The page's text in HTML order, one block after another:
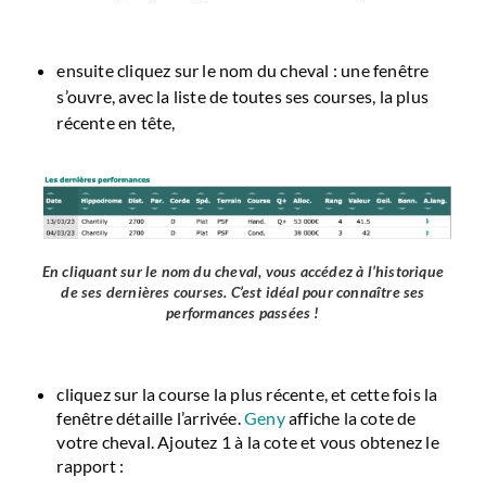
ensuite cliquez sur le nom du cheval : une fenêtre
s’ouvre, avec la liste de toutes ses courses, la plus
récente en tête,
En cliquant sur le nom du cheval, vous accédez à l’historique
de ses dernières courses. C’est idéal pour connaître ses
performances passées !
cliquez sur la course la plus récente, et cette fois la
fenêtre détaille l’arrivée.Genyaffiche la cote de
votre cheval. Ajoutez 1 à la cote et vous obtenez le
rapport :